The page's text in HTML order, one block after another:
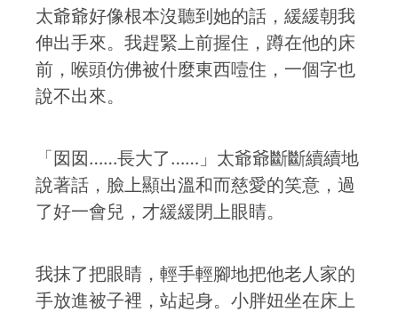
太爺爺好像根本沒聽到她的話，緩緩朝我
伸出手來。我趕緊上前握住，蹲在他的床
前，喉頭仿佛被什麼東西噎住，一個字也
說不出來。
「囡囡……長大了……」太爺爺斷斷續續地
說著話，臉上顯出溫和而慈愛的笑意，過
了好一會兒，才緩緩閉上眼睛。
我抹了把眼睛，輕手輕腳地把他老人家的
手放進被子裡，站起身。小胖妞坐在床上